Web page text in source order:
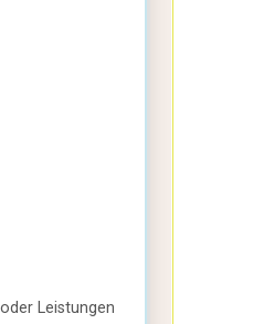
Leistungen